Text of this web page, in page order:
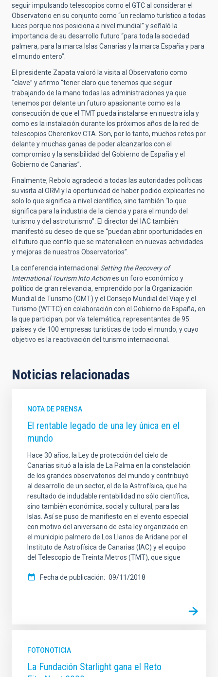
seguir impulsando telescopios como el GTC al considerar el
Observatorio en su conjunto como “un reclamo turístico a todas
luces porque nos posiciona a nivel mundial” y señaló la
importancia de su desarrollo futuro “para toda la sociedad
palmera, para la marca Islas Canarias y la marca España y para
el mundo entero”.
El presidente Zapata valoró la visita al Observatorio como
“clave” y afirmo “tener claro que tenemos que seguir
trabajando de la mano todas las administraciones ya que
tenemos por delante un futuro apasionante como es la
consecución de que el TMT pueda instalarse en nuestra isla y
como es la instalación durante los próximos años de la red de
telescopios Cherenkov CTA. Son, por lo tanto, muchos retos por
delante y muchas ganas de poder alcanzarlos con el
compromiso y la sensibilidad del Gobierno de España y el
Gobierno de Canarias”.
Finalmente, Rebolo agradeció a todas las autoridades políticas
su visita al ORM y la oportunidad de haber podido explicarles no
solo lo que significa a nivel científico, sino también “lo que
significa para la industria de la ciencia y para el mundo del
turismo y del astroturismo”. El director del IAC también
manifestó su deseo de que se “puedan abrir oportunidades en
el futuro que confío que se materialicen en nuevas actividades
y mejoras de nuestros Observatorios”.
La conferencia internacional Setting the Recovery of
International Tourism lnto Actiones un foro económico y
político de gran relevancia, emprendido por la Organización
Mundial de Turismo (OMT) y el Consejo Mundial del Viaje y el
Turismo (WTTC) en colaboración con el Gobierno de España, en
la que participan, por vía telemática, representantes de 95
países y de 100 empresas turísticas de todo el mundo, y cuyo
objetivo es la reactivación del turismo internacional.
Noticias relacionadas
NOTA DE PRENSA
El rentable legado de una ley única en el
mundo
Hace 30 años, la Ley de protección del cielo de
Canarias situó a la isla de La Palma en la constelación
de los grandes observatorios del mundo y contribuyó
al desarrollo de un sector, el de la Astrofísica, que ha
resultado de indudable rentabilidad no sólo científica,
sino también económica, social y cultural, para las
Islas. Así se puso de manifiesto en el evento especial
con motivo del aniversario de esta ley organizado en
el municipio palmero de Los Llanos de Aridane por el
Instituto de Astrofísica de Canarias (IAC) y el equipo
del Telescopio de Treinta Metros (TMT), que sigue
Fecha de publicación 09/11/2018
FOTONOTICIA
La Fundación Starlight gana el Reto